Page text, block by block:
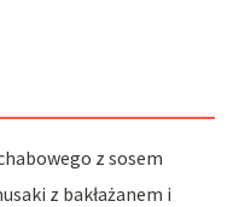
z sosem
z bakłażanem i